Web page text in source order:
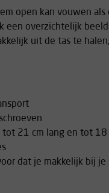
open kan vouwen als
een overzichtelijk beeld
uit de tas te
tot 21 cm lang en tot
dat je makkelijk bij je